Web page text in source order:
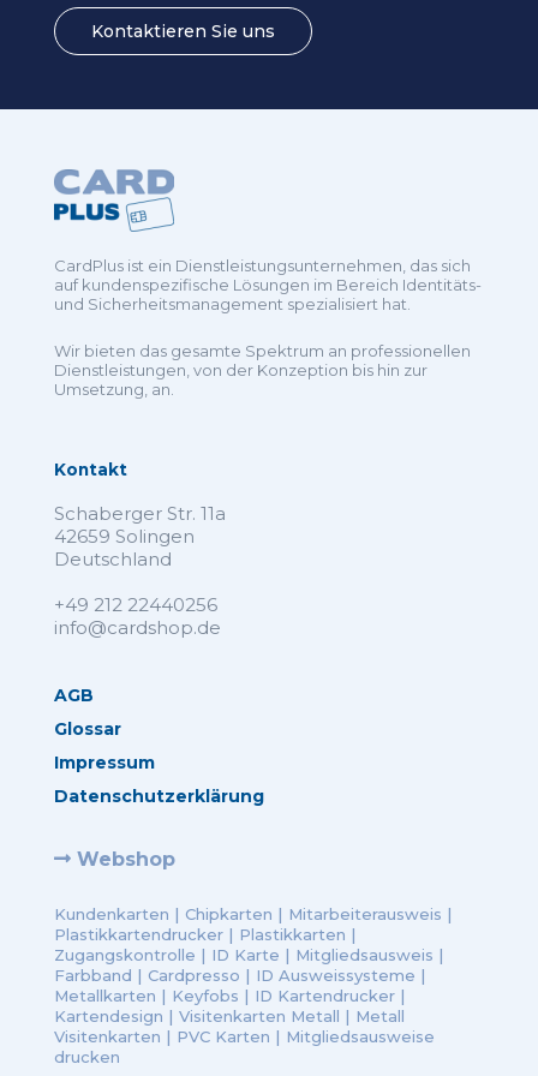
Kontaktieren Sie uns
CardPlus ist ein Dienstleistungsunternehmen, das sich
auf kundenspezifische Lösungen im Bereich Identitäts-
und Sicherheitsmanagement spezialisiert hat.
Wir bieten das gesamte Spektrum an professionellen
Dienstleistungen, von der Konzeption bis hin zur
Umsetzung, an.
Kontakt
Schaberger Str. 11a
42659 Solingen
Deutschland
+49 212 22440256
info@cardshop.de
AGB
Glossar
Impressum
Datenschutzerklärung
Webshop
Kundenkarten | Chipkarten | Mitarbeiterausweis |
Plastikkartendrucker| Plastikkarten |
Zugangskontrolle | ID Karte | Mitgliedsausweis |
Farbband | Cardpresso | ID Ausweissysteme |
Metallkarten | Keyfobs | ID Kartendrucker|
Kartendesign | Visitenkarten Metall | Metall
Visitenkarten | PVC Karten | Mitgliedsausweise
drucken